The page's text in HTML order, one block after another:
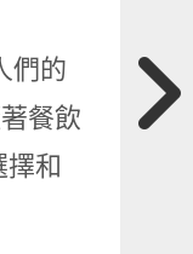
們的
餐飲
擇和